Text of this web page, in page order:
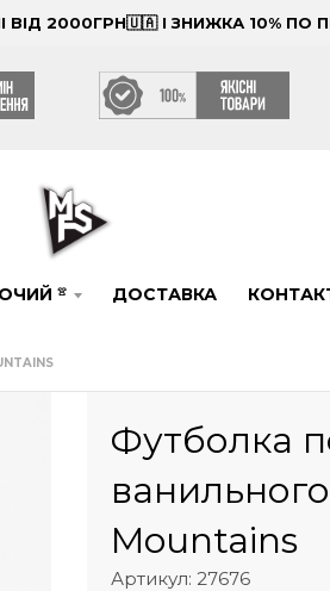
ВІД 2000ГРН🇺🇦 І ЗНИЖКА 10%
👚 ДОСТАВКА
Футболка
Mountains
Артикул: 27676